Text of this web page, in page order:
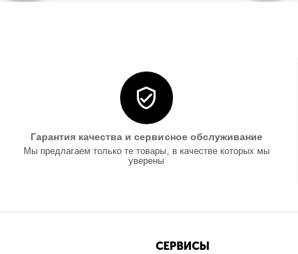
Гарантия качества и сервисное обслуживание
Мы предлагаем только те товары, в качестве которых мы
уверены
СЕРВИСЫ